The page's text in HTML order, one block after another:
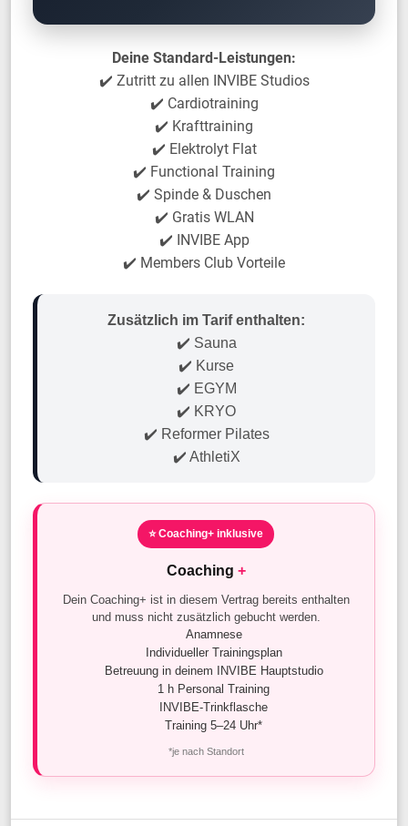
Deine Standard-Leistungen:
✔️ Zutritt zu allen INVIBE Studios
✔️ Cardiotraining
✔️ Krafttraining
✔️ Elektrolyt Flat
✔️ Functional Training
✔️ Spinde & Duschen
✔️ Gratis WLAN
✔️ INVIBE App
✔️ Members Club Vorteile
Zusätzlich im Tarif enthalten:
✔️ Sauna
✔️ Kurse
✔️ EGYM
✔️ KRYO
✔️ Reformer Pilates
✔️ AthletiX
⭐ Coaching+ inklusive
Coaching +
Dein Coaching+ ist in diesem Vertrag bereits enthalten
und muss nicht zusätzlich gebucht werden.
Anamnese
Individueller Trainingsplan
Betreuung in deinem INVIBE Hauptstudio
1 h Personal Training
INVIBE-Trinkflasche
Training 5–24 Uhr*
*je nach Standort